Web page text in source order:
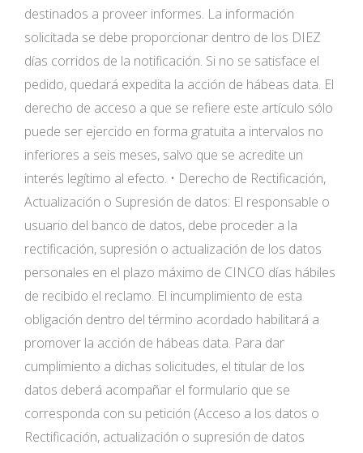
destinados a proveer informes. La información
solicitada se debe proporcionar dentro de los DIEZ
días corridos de la notificación. Si no se satisface el
pedido, quedará expedita la acción de hábeas data. El
derecho de acceso a que se refiere este artículo sólo
puede ser ejercido en forma gratuita a intervalos no
inferiores a seis meses, salvo que se acredite un
interés legítimo al efecto. • Derecho de Rectificación,
Actualización o Supresión de datos: El responsable o
usuario del banco de datos, debe proceder a la
rectificación, supresión o actualización de los datos
personales en el plazo máximo de CINCO días hábiles
de recibido el reclamo. El incumplimiento de esta
obligación dentro del término acordado habilitará a
promover la acción de hábeas data. Para dar
cumplimiento a dichas solicitudes, el titular de los
datos deberá acompañar el formulario que se
corresponda con su petición (Acceso a los datos o
Rectificación, actualización o supresión de datos